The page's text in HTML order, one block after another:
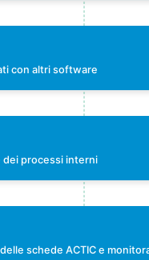
con altri software
dei processi interni
schede ACTIC e